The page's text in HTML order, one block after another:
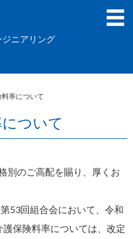
ニアリング
率について
ついて
別のご高配を賜り、厚くお
53回組合会において、令和
保険料率については、改定